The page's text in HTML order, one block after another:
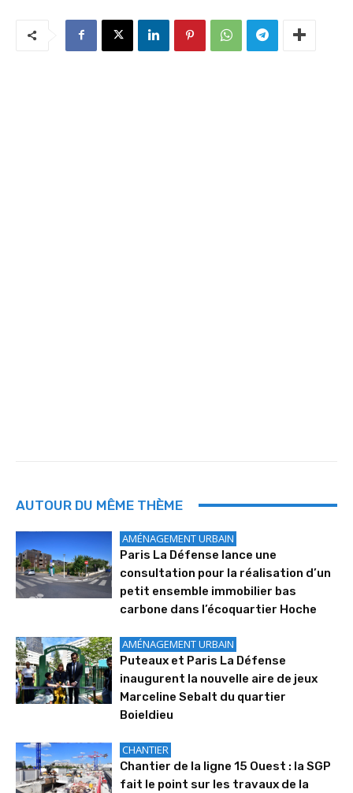
AUTOUR DU MÊME THÈME
AMÉNAGEMENT URBAIN
Paris La Défense lance une
consultation pour la réalisation d’un
petit ensemble immobilier bas
carbone dans l’écoquartier Hoche
AMÉNAGEMENT URBAIN
Puteaux et Paris La Défense
inaugurent la nouvelle aire de jeux
Marceline Sebalt du quartier
Boieldieu
CHANTIER
Chantier de la ligne 15 Ouest : la SGP
fait le point sur les travaux de la